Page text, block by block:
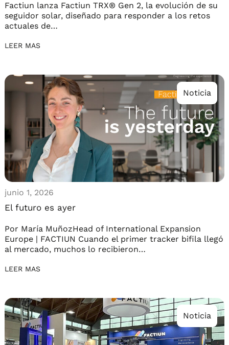
Factiun lanza Factiun TRX® Gen 2, la evolución de su
seguidor solar, diseñado para responder a los retos
actuales de…
LEER MAS
Noticia
junio 1, 2026
El futuro es ayer
Por María MuñozHead of International Expansion
Europe | FACTIUN Cuando el primer tracker bifila llegó
al mercado, muchos lo recibieron…
LEER MAS
Noticia